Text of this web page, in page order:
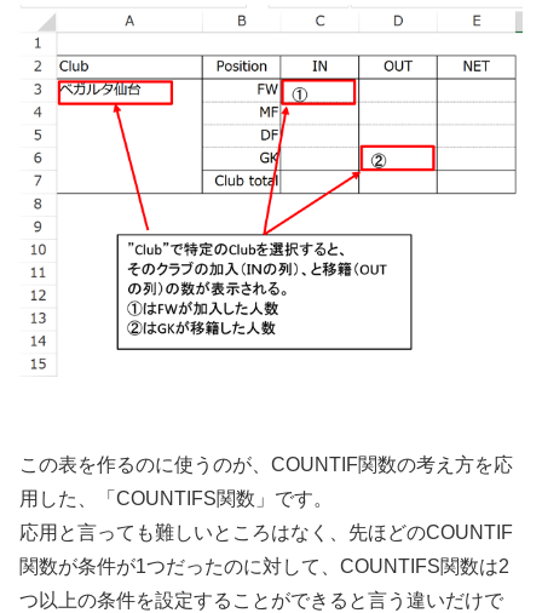
この表を作るのに使うのが、COUNTIF関数の考え方を応
用した、「COUNTIFS関数」です。
応用と言っても難しいところはなく、先ほどのCOUNTIF
関数が条件が1つだったのに対して、COUNTIFS関数は2
つ以上の条件を設定することができると言う違いだけで